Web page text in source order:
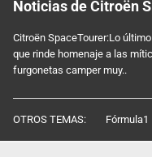
Noticias de Citroën
Citroën SpaceTourer:Lo
que rinde homenaje a las
furgonetas camper muy..
OTROS TEMAS: Fórmula1